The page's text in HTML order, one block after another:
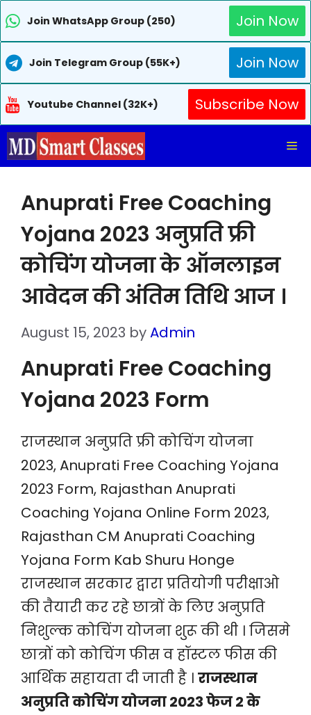
Join WhatsApp Group (250) Join Now
Join Telegram Group (55K+) Join Now
Youtube Channel (32K+)
Subscribe Now
Skip
to
Anuprati Free Coaching
Yojana 2023 अनुप्रति फ्री
कोचिंग योजना के ऑनलाइन
आवेदन की अंतिम तिथि आज ।
August 15, 2023 byAdmin
Anuprati Free Coaching
Yojana 2023 Form
राजस्थान अनुप्रति फ्री कोचिंग योजना
2023, Anuprati Free Coaching Yojana
2023 Form, Rajasthan Anuprati
Coaching Yojana Online Form 2023,
Rajasthan CM Anuprati Coaching
Yojana Form Kab Shuru Honge
राजस्थान सरकार द्वारा प्रतियोगी परीक्षाओ
की तैयारी कर रहे छात्रों के लिए अनुप्रति
निशुल्क कोचिंग योजना शुरू की थी । जिसमे
छात्रों को कोचिंग फीस व हॉस्टल फीस की
आर्थिक सहायता दी जाती है । राजस्थान
अनुप्रति कोचिंग योजना 2023 फेज 2 के